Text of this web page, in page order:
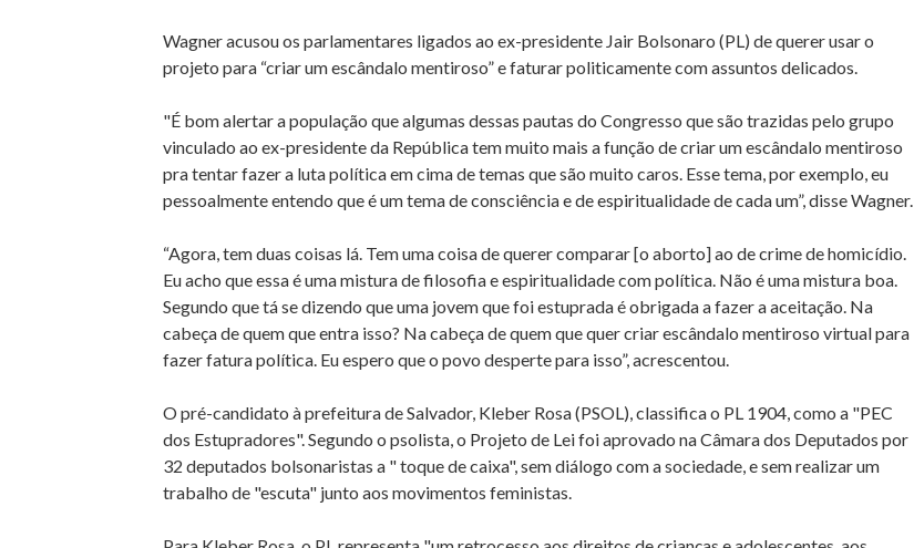
Wagner acusou os parlamentares ligados ao ex-presidente Jair Bolsonaro (PL) de querer usar o
projeto para “criar um escândalo mentiroso” e faturar politicamente com assuntos delicados.
"É bom alertar a população que algumas dessas pautas do Congresso que são trazidas pelo grupo
vinculado ao ex-presidente da República tem muito mais a função de criar um escândalo mentiroso
pra tentar fazer a luta política em cima de temas que são muito caros. Esse tema, por exemplo, eu
pessoalmente entendo que é um tema de consciência e de espiritualidade de cada um”, disse Wagner.
“Agora, tem duas coisas lá. Tem uma coisa de querer comparar [o aborto] ao de crime de homicídio.
Eu acho que essa é uma mistura de filosofia e espiritualidade com política. Não é uma mistura boa.
Segundo que tá se dizendo que uma jovem que foi estuprada é obrigada a fazer a aceitação. Na
cabeça de quem que entra isso? Na cabeça de quem que quer criar escândalo mentiroso virtual para
fazer fatura política. Eu espero que o povo desperte para isso”, acrescentou.
O pré-candidato à prefeitura de Salvador, Kleber Rosa (PSOL), classifica o PL 1904, como a "PEC
dos Estupradores". Segundo o psolista, o Projeto de Lei foi aprovado na Câmara dos Deputados por
32 deputados bolsonaristas a " toque de caixa", sem diálogo com a sociedade, e sem realizar um
trabalho de "escuta" junto aos movimentos feministas.